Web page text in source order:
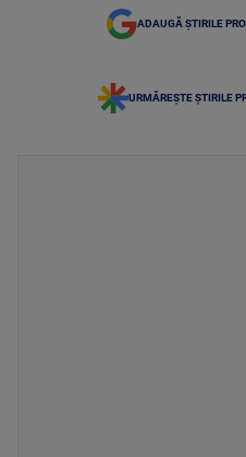
ADAUGĂ ȘTIRILE
URMĂREȘTE ȘTIRILE